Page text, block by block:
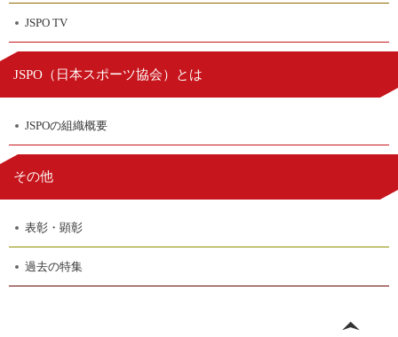
JSPO TV
JSPO（ 日本スポーツ協会）とは
JSPOの組織概要
その他
表彰・顕彰
過去の特集